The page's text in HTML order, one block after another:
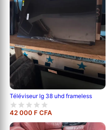
Téléviseur lg 38 uhd frameless
42 000 F CFA